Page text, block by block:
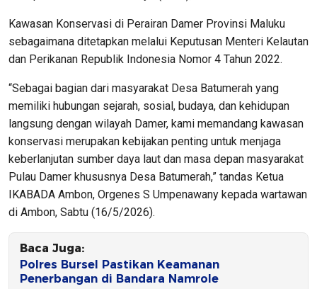
Kawasan Konservasi di Perairan Damer Provinsi Maluku
sebagaimana ditetapkan melalui Keputusan Menteri Kelautan
dan Perikanan Republik Indonesia Nomor 4 Tahun 2022.
“Sebagai bagian dari masyarakat Desa Batumerah yang
memiliki hubungan sejarah, sosial, budaya, dan kehidupan
langsung dengan wilayah Damer, kami memandang kawasan
konservasi merupakan kebijakan penting untuk menjaga
keberlanjutan sumber daya laut dan masa depan masyarakat
Pulau Damer khususnya Desa Batumerah,” tandas Ketua
IKABADA Ambon, Orgenes S Umpenawany kepada wartawan
di Ambon, Sabtu (16/5/2026).
Baca Juga:
Polres Bursel Pastikan Keamanan
Penerbangan di Bandara Namrole